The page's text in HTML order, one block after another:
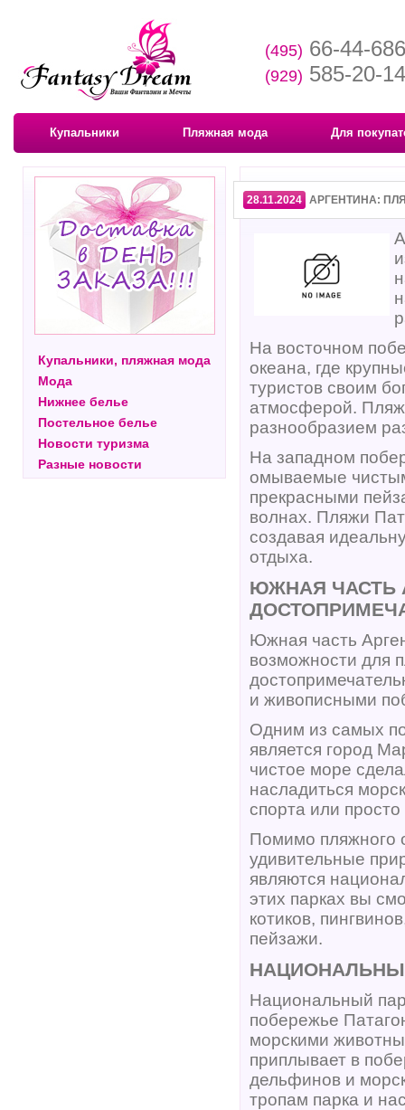
(495) 66-44-686
(929) 585-20-14
Купальники Пляжная мода Для
Купальники, пляжная мода
Мода
Нижнее белье
Постельное белье
Новости туризма
Разные новости
28.11.2024 АРГЕНТИНА:
На восточном
океана, где
туристов своим
атмосферой.
разнообразием
На западном
омываемые
прекрасными
волнах. Пляжи
создавая
отдыха.
ЮЖНАЯ ЧАСТЬ
Южная часть
возможности для
и живописными
Одним из самых
является город
чистое море
насладиться
спорта или
Помимо пляжного
удивительные
являются
этих парках вы
котиков,
пейзажи.
Национальный
побережье
морскими
приплывает в
дельфинов и
тропам парка и